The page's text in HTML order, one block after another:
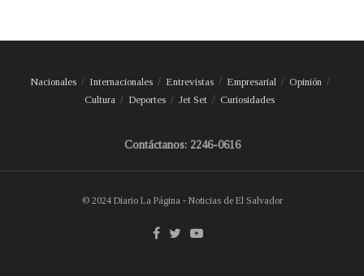
Nacionales Internacionales Entrevistas Empresarial
Opinión
Cultura
Deportes Jet Set Curiosidades
Contáctanos: 2246-0616
© 2024 Diario La Página - Noticias de El Salvador